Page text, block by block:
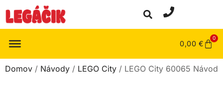
0,00 €
0
Domov / Návody / LEGO City / LEGO City 60065 Návod